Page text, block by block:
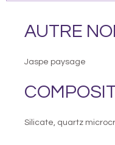
AUTRE
Jaspe paysage
Silicate, quartz